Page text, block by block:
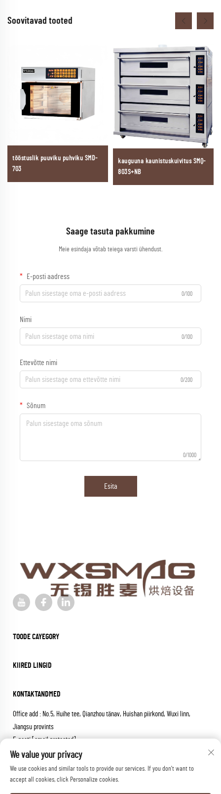
Soovitavad tooted
tööstuslik puuviku puhviku SMD-
703
kauguuna kaunistuskuivitus SMQ-
803S+NB
Saage tasuta pakkumine
Meie esindaja võtab teiega varsti ühendust.
E-posti aadress
0/100
Nimi
0/100
Ettevõtte nimi
0/200
Sõnum
0/1000
Esita
TOODE CAYEGORY
KIIRED LINGID
KONTAKTANDMED
Office add : No.5, Huihe tee, Qianzhou tänav, Huishan piirkond, Wuxi linn,
Jiangsu provints
E-posti:[email protected]
Tel: +86-18652826331
Autoriõigus © 2026 wuxi sheng mai machinery co.,ltd. Kõik õigused
We value your privacy
We use cookies and similar tools to provide our services. If you don't want to
accept all cookies, click Personalize cookies.